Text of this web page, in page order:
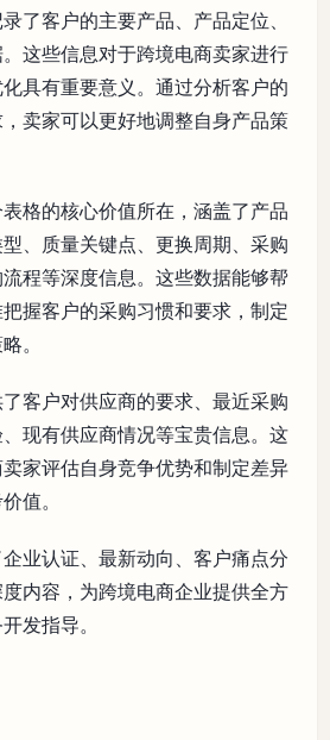
了客户的主要产品、产品定位、
这些信息对于跨境电商卖家进行
具有重要意义。通过分析客户的
卖家可以更好地调整自身产品策
格的核心价值所在，涵盖了产品
、质量关键点、更换周期、采购
程等深度信息。这些数据能够帮
握客户的采购习惯和要求，制定
。
客户对供应商的要求、最近采购
现有供应商情况等宝贵信息。这
家评估自身竞争优势和制定差异
值。
业认证、最新动向、客户痛点分
内容，为跨境电商企业提供全方
发指导。